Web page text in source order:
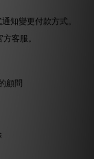
知變更付款方式。
客服。
顧問